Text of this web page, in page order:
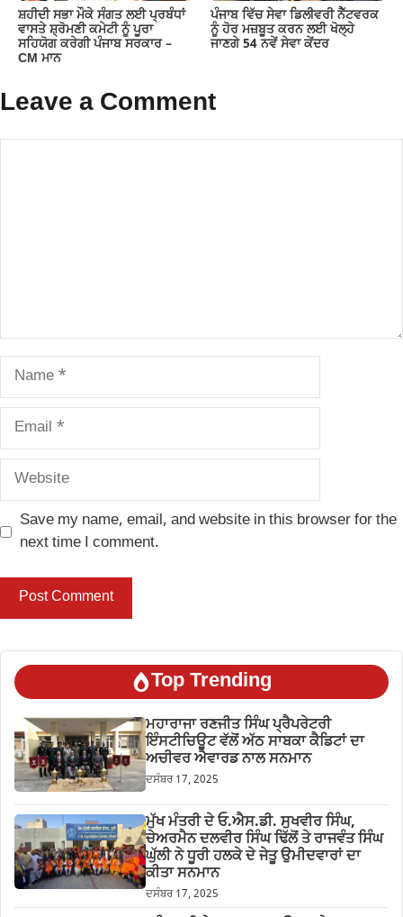
ਸ਼ਹੀਦੀ ਸਭਾ ਮੌਕੇ ਸੰਗਤ ਲਈ ਪ੍ਰਬੰਧਾਂ
ਵਾਸਤੇ ਸ਼੍ਰੋਮਣੀ ਕਮੇਟੀ ਨੂੰ ਪੂਰਾ
ਸਹਿਯੋਗ ਕਰੇਗੀ ਪੰਜਾਬ ਸਰਕਾਰ –
CM ਮਾਨ
ਪੰਜਾਬ ਵਿੱਚ ਸੇਵਾ ਡਿਲੀਵਰੀ ਨੈੱਟਵਰਕ
ਨੂੰ ਹੋਰ ਮਜ਼ਬੂਤ ਕਰਨ ਲਈ ਖੋਲ੍ਹੇ
ਜਾਣਗੇ 54 ਨਵੇਂ ਸੇਵਾ ਕੇਂਦਰ
Leave a Comment
Name
Email
Website
Save my name, email, and website in this browser for the
next time I comment.
Top Trending
ਮਹਾਰਾਜਾ ਰਣਜੀਤ ਸਿੰਘ ਪ੍ਰੈਪਰੇਟਰੀ
ਇੰਸਟੀਚਿਊਟ ਵੱਲੋਂ ਅੱਠ ਸਾਬਕਾ ਕੈਡਿਟਾਂ ਦਾ
ਅਚੀਵਰ ਐਵਾਰਡ ਨਾਲ ਸਨਮਾਨ
ਦਸੰਬਰ 17, 2025
ਮੁੱਖ ਮੰਤਰੀ ਦੇ ਓ.ਐਸ.ਡੀ. ਸੁਖਵੀਰ ਸਿੰਘ,
ਚੇਅਰਮੈਨ ਦਲਵੀਰ ਸਿੰਘ ਢਿੱਲੋਂ ਤੇ ਰਾਜਵੰਤ ਸਿੰਘ
ਘੁੱਲੀ ਨੇ ਧੂਰੀ ਹਲਕੇ ਦੇ ਜੇਤੂ ਉਮੀਦਵਾਰਾਂ ਦਾ
ਕੀਤਾ ਸਨਮਾਨ
ਦਸੰਬਰ 17, 2025